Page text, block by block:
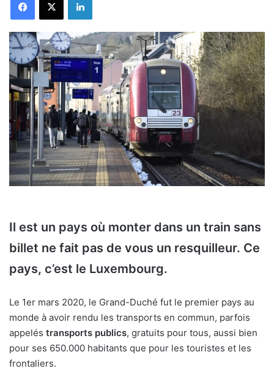
Il est un pays où monter dans un train sans
billet ne fait pas de vous un resquilleur. Ce
pays, c’est le Luxembourg.
Le 1er mars 2020, le Grand-Duché fut le premier pays au
monde à avoir rendu les transports en commun, parfois
appelés transports publics, gratuits pour tous, aussi bien
pour ses 650.000 habitants que pour les touristes et les
frontaliers.